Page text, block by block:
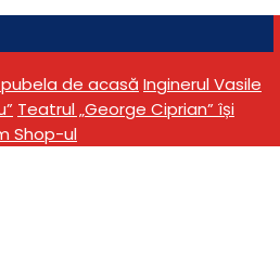
de acasă Inginerul Vasile
Teatrul „George Ciprian” își
Shop-ul